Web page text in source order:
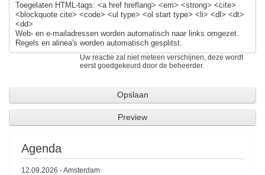
Toegelaten HTML-tags: <a href hreflang> <em> <strong> <cite>
<blockquote cite> <code> <ul type> <ol start type> <li> <dl> <dt>
<dd>
Web- en e-mailadressen worden automatisch naar links omgezet.
Regels en alinea's worden automatisch gesplitst.
Uw reactie zal niet meteen verschijnen, deze wordt
eerst goedgekeurd door de beheerder.
Agenda
12.09.2026 -Amsterdam